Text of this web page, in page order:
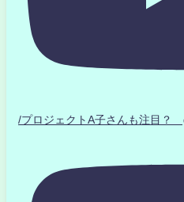
/プロジェクトA子さんも注目？